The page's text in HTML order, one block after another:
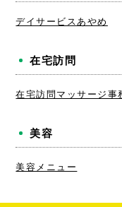
デイサービスあやめ
在宅訪問
在宅訪問マッサージ事
美容
美容メニュー